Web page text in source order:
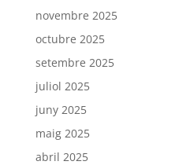
novembre 2025
octubre 2025
setembre 2025
juliol 2025
juny 2025
maig 2025
abril 2025